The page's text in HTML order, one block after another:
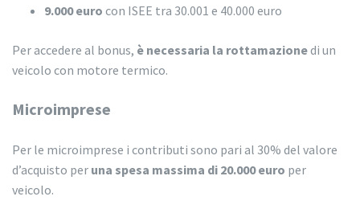
9.000 euro con ISEE tra 30.001 e 40.000 euro
Per accedere al bonus, è necessaria la rottamazionedi un
veicolo con motore termico.
Microimprese
Per le microimprese i contributi sono pari al 30% del valore
d’acquisto per una spesa massima di 20.000 euro per
veicolo.